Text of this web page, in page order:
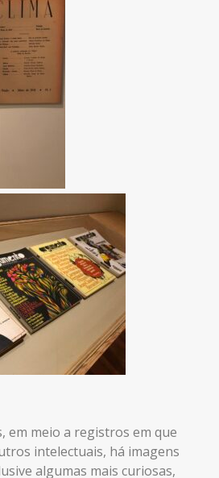
em meio a registros em que
intelectuais, há imagens
algumas mais curiosas,